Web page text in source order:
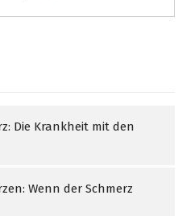
Die Krankheit mit den
Wenn der Schmerz